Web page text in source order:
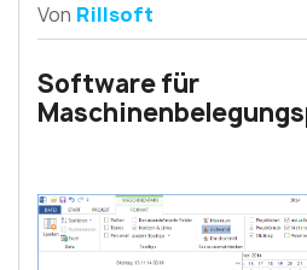
Von Rillsoft
Software für